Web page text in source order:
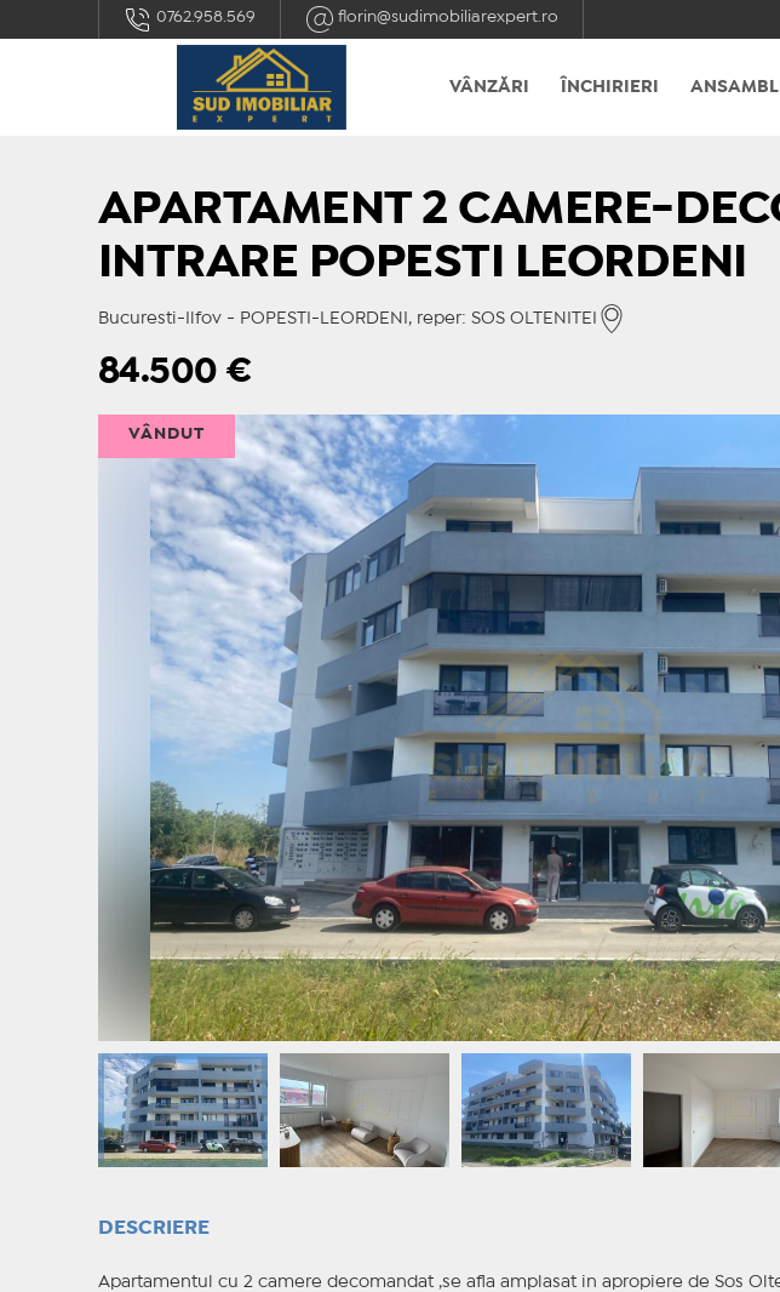
0762.958.569 florin@sudimobiliarexpert.ro
VÂNZĂRI ÎNCHIRIERI
APARTAMENT 2 CAMERE-
INTRARE POPESTI LEORDENI
Bucuresti-Ilfov - POPESTI-LEORDENI, reper: SOS OLTENITEI
84.500€
VÂNDUT
DESCRIERE
Apartamentul cu 2 camere decomandat ,se afla amplasat in apropiere de Sos